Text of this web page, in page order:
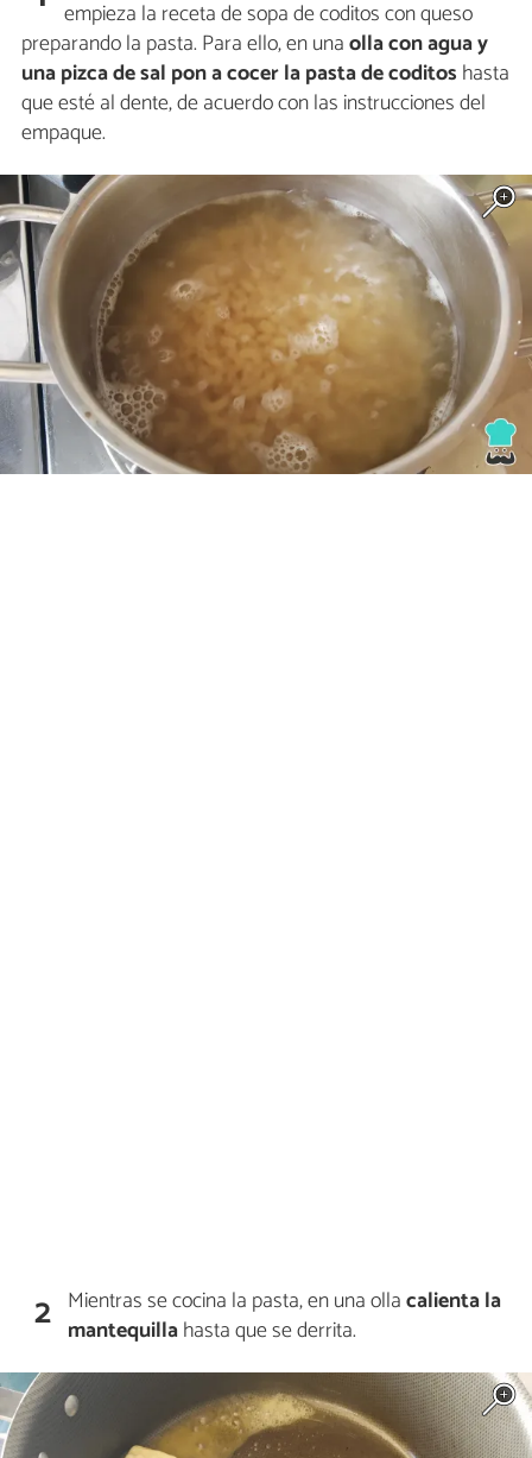
empieza la receta de sopa de coditos con queso
preparando la pasta. Para ello, en unaolla con agua y
una pizca de sal pon a cocer la pasta de coditos hasta
que esté al dente, de acuerdo con las instrucciones del
empaque.
2 Mientras se cocina la pasta, en una ollacalienta la
mantequillahasta que se derrita.